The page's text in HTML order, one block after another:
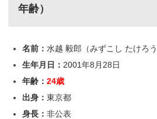
年齢）
名前：水越 毅郎（みずこし たけろう
生年月日： 2001年8月28日
年齢：24歳
出身：東京都
身長：非公表